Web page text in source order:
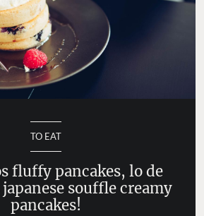
TO EAT
fluffy pancakes, lo de
souffle creamy
pancakes!